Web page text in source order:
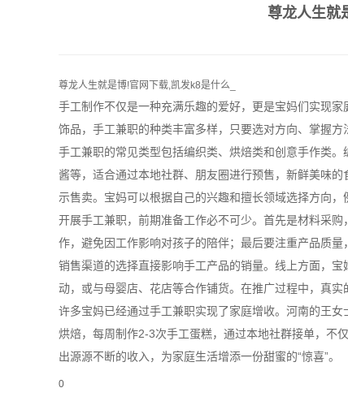
尊龙人生就
尊龙人生就是博!官网下载,凯发k8是什么_
手工制作不仅是一种充满乐趣的爱好，更是宝妈们实现
饰品，手工兼职的种类丰富多样，只要选对方向、掌握方
手工兼职的常见类型包括编织类、烘焙类和创意手作类
酱等，适合通过本地社群、朋友圈进行预售，新鲜美味
示售卖。宝妈可以根据自己的兴趣和擅长领域选择方向
开展手工兼职，前期准备工作必不可少。首先是材料采
作，避免因工作影响对孩子的陪伴；最后要注重产品质量
销售渠道的选择直接影响手工产品的销量。线上方面，
动，或与母婴店、花店等合作铺货。在推广过程中，真
许多宝妈已经通过手工兼职实现了家庭增收。河南的王
烘焙，每周制作2-3次手工蛋糕，通过本地社群接单，不
出源源不断的收入，为家庭生活增添一份甜蜜的“惊喜”。
0